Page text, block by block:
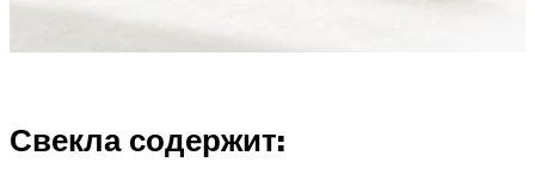
Свекла содержит: